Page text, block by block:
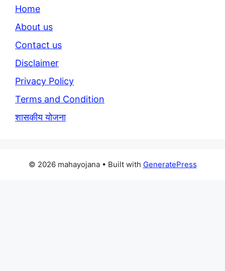
Home
About us
Contact us
Disclaimer
Privacy Policy
Terms and Condition
शासकीय योजना
© 2026 mahayojana• Built with GeneratePress